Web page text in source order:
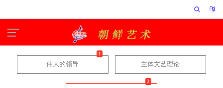
伟大的领导
1
主体文艺理论
2